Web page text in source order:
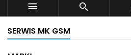
 
SERWIS MK GSM